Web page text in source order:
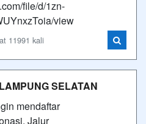
file/d/1zn-
view
11991 kali
SELATAN
mendaftar
Jalur